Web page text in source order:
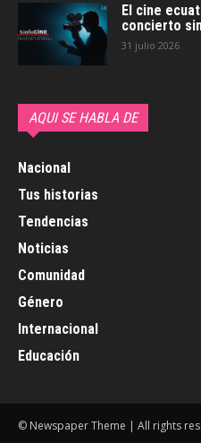
El cine
concierto
31 julio 2026
AQUI SE HABLA DE
Nacional
Tus historias
Tendencias
Noticias
Comunidad
Género
Internacional
Educación
© Newspaper Theme | All rights